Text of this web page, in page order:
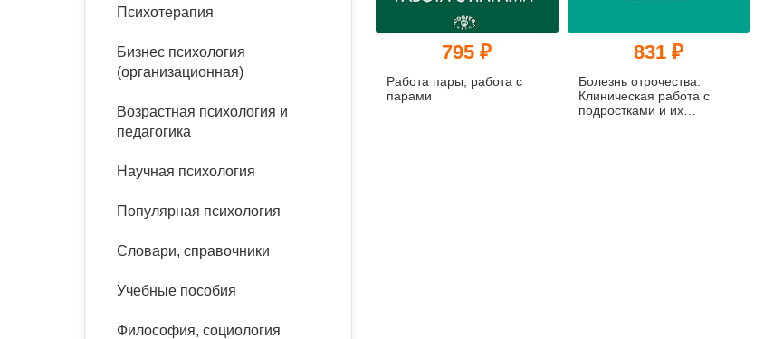
панические атаки
Психодрама
Сказкотерапия
психотерапии
Классический, эриксоновский
эргономика
Социальная психология
Психология развития
организационная психология
психоанализ
Психотерапия
Бизнес психология
(организационная)
Возрастная психология и
педагогика
Научная психология
Популярная психология
Словари, справочники
Учебные пособия
Философия, социология
795 ₽
Работа пары, работа с
парами
831 ₽
Болезнь отрочества:
Клиническая работа с
подростками и их